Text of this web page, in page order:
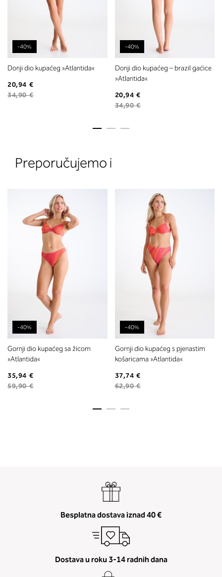
-40%
Donji dio kupaćeg »Atlantida«
20,94 €
34,90 €
-40%
Donji dio kupaćeg – brazil gaćice
»Atlantida«
20,94 €
34,90 €
Preporučujemo i
-40%
Gornji dio kupaćeg sa žicom
»Atlantida«
35,94 €
59,90 €
-40%
Gornji dio kupaćeg s pjenastim
košaricama »Atlantida«
37,74 €
62,90 €
Besplatna dostava iznad 40 €
Dostava u roku 3-14 radnih dana
Izmerite prsni obseg. Šiviljski
izreza in čez prsi, v višini bradavic
vdolbine med prsmi. V razdelku 2.
boste prebrali, katera globina
ustreza vaši meri (A, B …) – iščite v
stolpcu, ki ste ga določili s